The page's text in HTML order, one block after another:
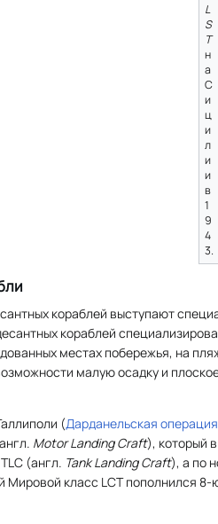
L
S
T
н
а
С
и
ц
и
л
и
и
в
1
9
4
3.
кораблей выступают
кораблей
местах побережья, на
малую осадку и
(Дарданельская операция
англ. Motor Landing Craft), который
(англ. Tank Landing Craft), а по
Мировой класс LCT пополнился